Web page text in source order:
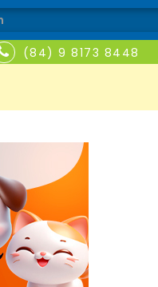
(84) 9 8173 8448